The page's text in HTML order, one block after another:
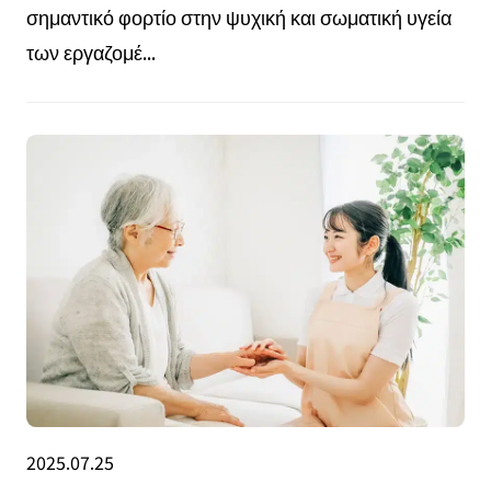
σημαντικό φορτίο στην ψυχική και σωματική υγεία
των εργαζομέ...
2025.07.25